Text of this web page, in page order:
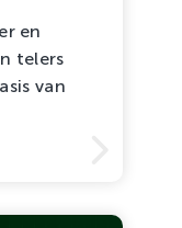
en
telers
van